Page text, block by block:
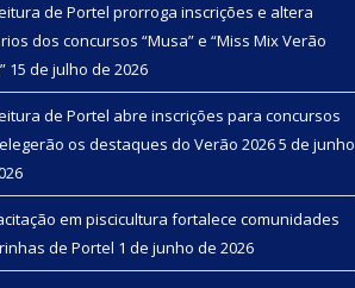
de Portel prorroga inscrições e altera
dos concursos “Musa” e “Miss Mix Verão
15 de julho de 2026
de Portel abre inscrições para concursos
os destaques do Verão 20265 de junho
em piscicultura fortalece comunidades
de Portel 1 de junho de 2026